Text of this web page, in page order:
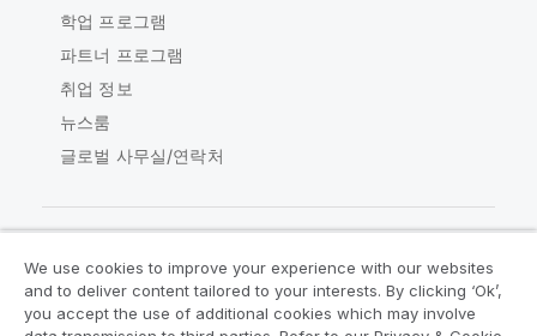
학업 프로그램
파트너 프로그램
취업 정보
뉴스룸
글로벌 사무실/연락처
Qlik Community
We use cookies to improve your experience with our websites
and to deliver content tailored to your interests. By clicking ‘Ok’,
you accept the use of additional cookies which may involve